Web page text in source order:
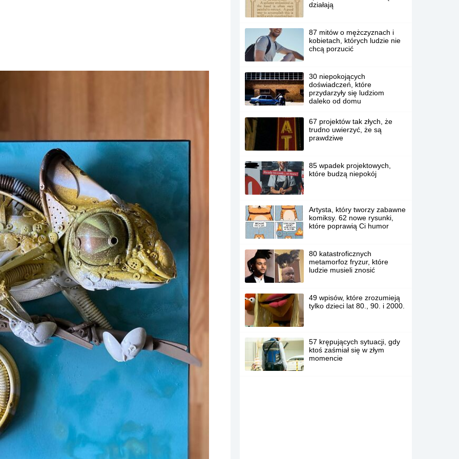
działają
87 mitów o mężczyznach i
kobietach, których ludzie nie
chcą porzucić
30 niepokojących
doświadczeń, które
przydarzyły się ludziom
daleko od domu
67 projektów tak złych, że
trudno uwierzyć, że są
prawdziwe
85 wpadek projektowych,
które budzą niepokój
Artysta, który tworzy zabawne
komiksy. 62 nowe rysunki,
które poprawią Ci humor
80 katastroficznych
metamorfoz fryzur, które
ludzie musieli znosić
49 wpisów, które zrozumieją
tylko dzieci lat 80., 90. i 2000.
57 krępujących sytuacji, gdy
ktoś zaśmiał się w złym
momencie